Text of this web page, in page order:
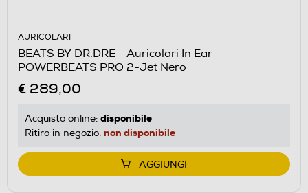
AURICOLARI
BEATS BY DR.DRE - Auricolari In Ear
POWERBEATS PRO 2-Jet Nero
€ 289,00
Acquisto online: disponibile
Ritiro in negozio: non disponibile
AGGIUNGI